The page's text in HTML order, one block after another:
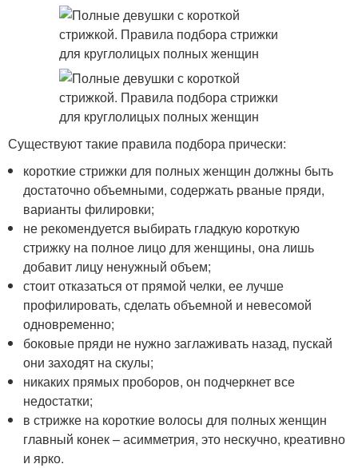
Существуют такие правила подбора прически:
короткие стрижки для полных женщин должны быть
достаточно объемными, содержать рваные пряди,
варианты филировки;
не рекомендуется выбирать гладкую короткую
стрижку на полное лицо для женщины, она лишь
добавит лицу ненужный объем;
стоит отказаться от прямой челки, ее лучше
профилировать, сделать объемной и невесомой
одновременно;
боковые пряди не нужно заглаживать назад, пускай
они заходят на скулы;
никаких прямых проборов, он подчеркнет все
недостатки;
в стрижке на короткие волосы для полных женщин
главный конек – асимметрия, это нескучно, креативно
и ярко.